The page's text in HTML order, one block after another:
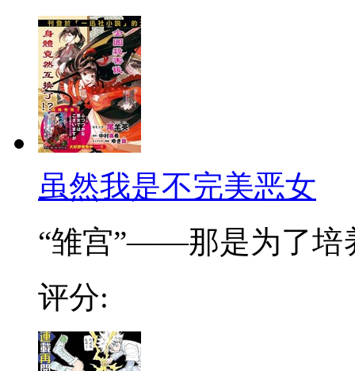
虽然我是不完美恶女
“雏宫”——那是为了培
评分: